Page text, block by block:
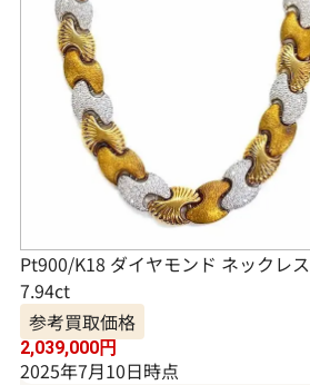
Pt900/K18 ダイヤモンド ネックレス
7.94ct
参考買取価格
2,039,000円
2025年7月10日時点